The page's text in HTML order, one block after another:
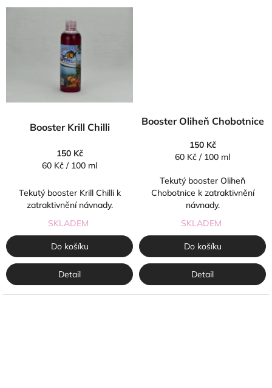
Booster Krill Chilli
150 Kč
Měrná
60 Kč / 100 ml
Tekutý booster Krill Chilli k
zatraktivnění návnady.
SKLADEM
Do košíku
Detail
Booster Oliheň Chobotnice
150 Kč
Měrná
60 Kč / 100 ml
Tekutý booster Oliheň
Chobotnice k zatraktivnění
návnady.
SKLADEM
Do košíku
Detail